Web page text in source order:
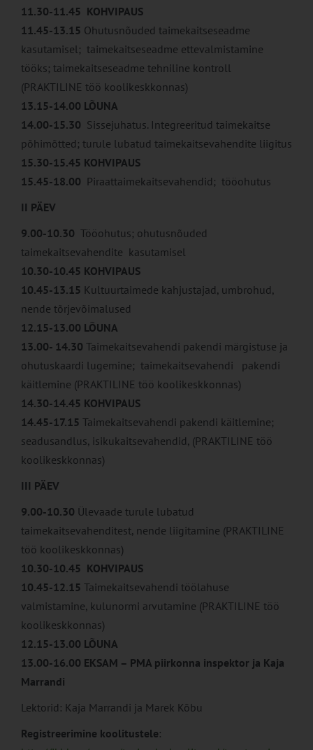
11.30-11.45 KOHVIPAUS
11.45-13.15 Ohutusnõuded taimekaitseseadme
kasutamisel; taimekaitseseadme ettevalmistamine
tööks; taimekaitseseadme tehniline kontroll
(PRAKTILINE töö koolikeskkonnas)
13.15-14.00 LÕUNA
14.00-15.30 Sissejuhatus. Integreeritud taimekaitse
põhimõtted; turule lubatud taimekaitsevahendite liigitus
15.30-15.45 KOHVIPAUS
15.45-18.00 Piraattaimekaitsevahendid; tööohutus
II PÄEV
9.00-10.30 Tööohutus; ohutusnõuded
taimekaitsevahendite kasutamisel
10.30-10.45 KOHVIPAUS
10.45-13.15 Kultuurtaimede kahjustajad, umbrohud,
nende tõrjevõimalused
12.15-13.00 LÕUNA
13.00- 14.30 Taimekaitsevahendi pakendi märgistuse ja
ohutuskaardi lugemine; taimekaitsevahendi pakendi
käitlemine (PRAKTILINE töö koolikeskkonnas)
14.30-14.45 KOHVIPAUS
14.45-17.15 Taimekaitsevahendi pakendi käitlemine;
seadusandlus, isikukaitsevahendid, (PRAKTILINE töö
koolikeskkonnas)
III PÄEV
9.00-10.30 Ülevaade turule lubatud
taimekaitsevahenditest, nende liigitamine (PRAKTILINE
töö koolikeskkonnas)
10.30-10.45 KOHVIPAUS
10.45-12.15 Taimekaitsevahendi töölahuse
valmistamine, kulunormi arvutamine (PRAKTILINE töö
koolikeskkonnas)
12.15-13.00 LÕUNA
13.00-16.00 EKSAM – PMA piirkonna inspektor ja Kaja
Marrandi
Lektorid: Kaja Marrandi ja Marek Kõbu
Registreerimine koolitustele: